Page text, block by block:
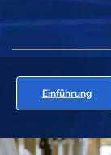
Einführung